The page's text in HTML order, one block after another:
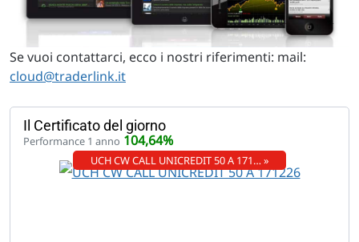
Se vuoi contattarci, ecco i nostri riferimenti: mail:
cloud@traderlink.it
Il Certificato del giorno
Performance 1 anno 104,64%
UCH CW CALL UNICREDIT 50 A 171… »